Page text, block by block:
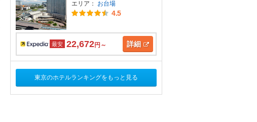
エリア： お台場
4.5
最安 22,672円～ 詳細
東京のホテルランキングをもっと見る